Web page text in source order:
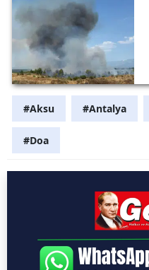
#Aksu #Antalya
#Doa